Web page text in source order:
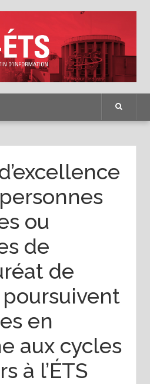
ou
de
de
poursuivent
en
aux cycles
à l’ÉTS